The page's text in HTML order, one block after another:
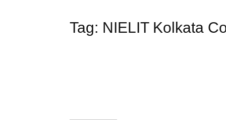
Tag: NIELIT Kolkata